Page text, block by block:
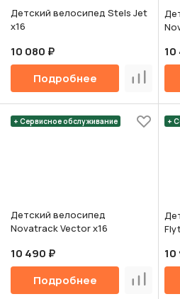
Детский велосипед Stels Jet
х16
10 080 ₽
Подробнее
+ Сервисное обслуживание
Детский велосипед
Novatrack Vector х16
10 490 ₽
Подробнее
+